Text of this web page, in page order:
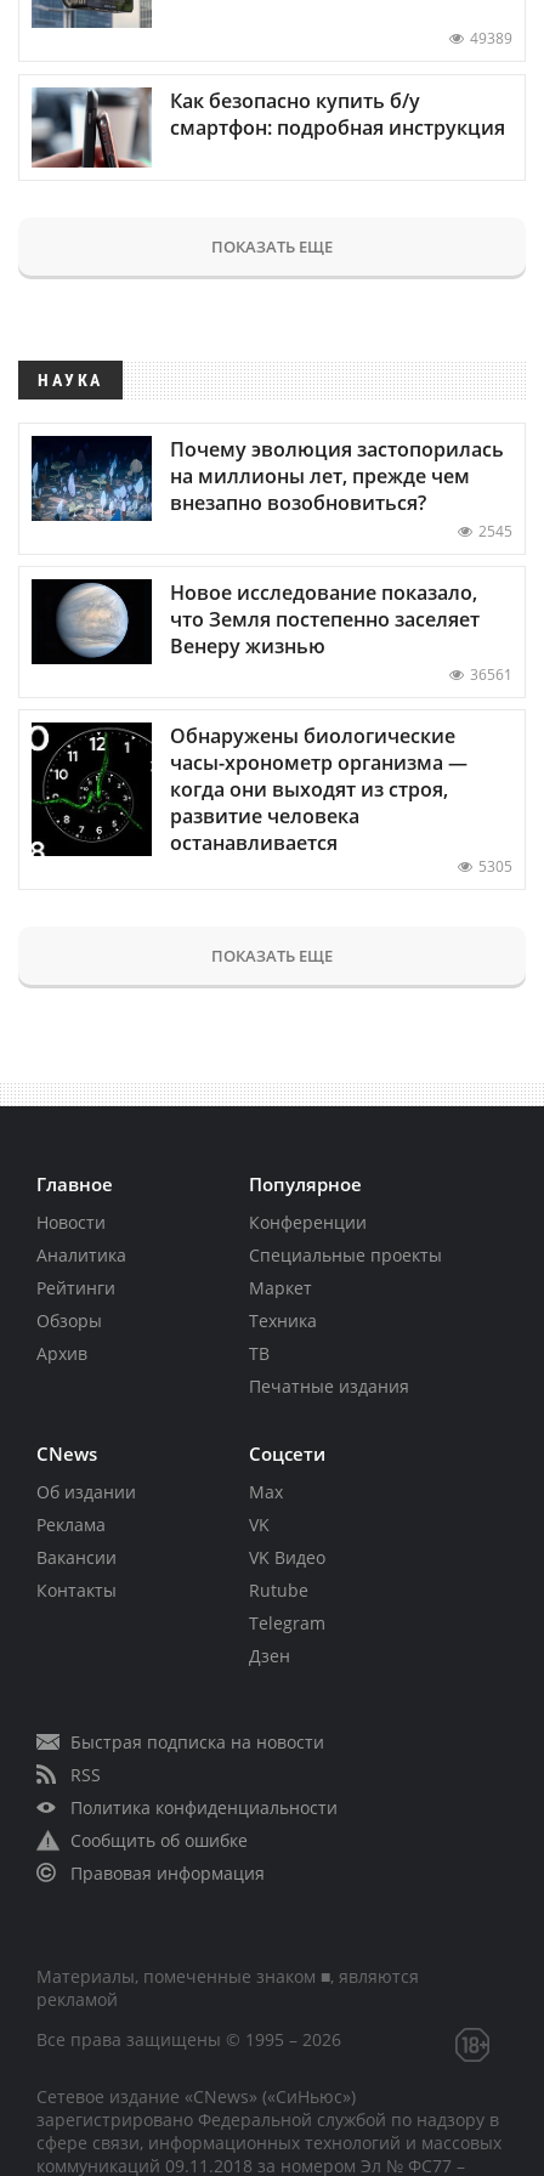
49389
Как безопасно купить б/у
смартфон: подробная инструкция
ПОКАЗАТЬ ЕЩЕ
НАУКА
Почему эволюция застопорилась
на миллионы лет, прежде чем
внезапно возобновиться?
2545
Новое исследование показало,
что Земля постепенно заселяет
Венеру жизнью
36561
Обнаружены биологические
часы-хронометр организма —
когда они выходят из строя,
развитие человека
останавливается
5305
ПОКАЗАТЬ ЕЩЕ
Главное
Новости
Аналитика
Рейтинги
Обзоры
Архив
Популярное
Конференции
Специальные проекты
Маркет
Техника
ТВ
Печатные издания
CNews
Об издании
Реклама
Вакансии
Контакты
Соцсети
Max
VK
VK Видео
Rutube
Telegram
Дзен
Быстрая подписка на новости
RSS
Политика конфиденциальности
Сообщить об ошибке
Правовая информация
Материалы, помеченные знаком ■, являются
рекламой
Все права защищены © 1995 – 2026
Сетевое издание «CNews» («СиНьюс»)
зарегистрировано Федеральной службой по надзору в
сфере связи, информационных технологий и массовых
коммуникаций 09.11.2018 за номером Эл № ФС77 –